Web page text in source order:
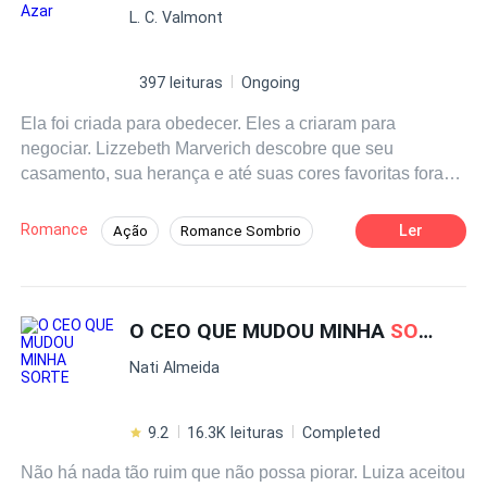
Luiza, enfrentando todos os obstáculos e preconceitos e,
os seus sonhos.
L. C. Valmont
397 leituras Ongoing
Ela foi criada para obedecer. Eles a criaram para
negociar. Lizzebeth Marverich descobre que seu
casamento, sua herança e até suas cores favoritas foram
coisa. Entre contratos silenciosos, perfumes que
denunciam segredos e um homem que parece conhecê-
decide atravessá-lo, o azar deixa de ser um fardo — e se
torna uma arma.
Romance Ação Romance Sombrio
Casamento por Contrato Primeiro Amor
Construção do Reino
Ler
O CEO QUE MUDOU MINHA SORTE
Nati Almeida
9.2 16.3K leituras Completed
Não há nada tão ruim que não possa piorar. Luiza aceitou